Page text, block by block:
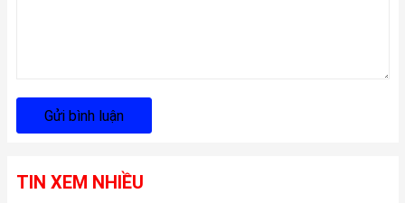
Gửi bình luận
TIN XEM NHIỀU